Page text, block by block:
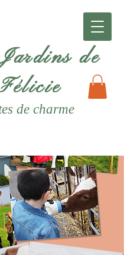
de
de charme